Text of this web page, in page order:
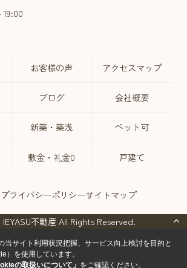
お客様の声 アクセスマップ
ブログ 会社概要
新築・築浅 ペット可
敷金・礼金0 戸建て
プライバシーポリシーサイトマップ
不動産 All Rights Reserved.
当サイト利用状況把握、サービス向上検討を目的と
）を使用しています。
の取扱いについて」 をご確認ください。